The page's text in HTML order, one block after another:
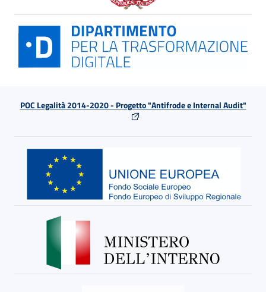
POC Legalità 2014-2020 - Progetto "Antifrode e Internal Audit"